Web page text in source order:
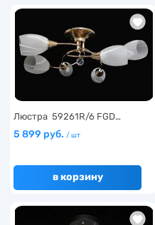
Люстра 59261R/6 FGD…
5 899 руб. / шт
в корзину